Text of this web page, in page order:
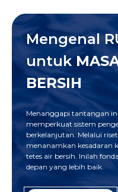
Mengenal
untuk
BERSIH
Menanggapi tantangan
memperkuat sistem
berkelanjutan. Melalui
menanamkan kesadaran
tetes air bersih. Inilah
depan yang lebih baik.